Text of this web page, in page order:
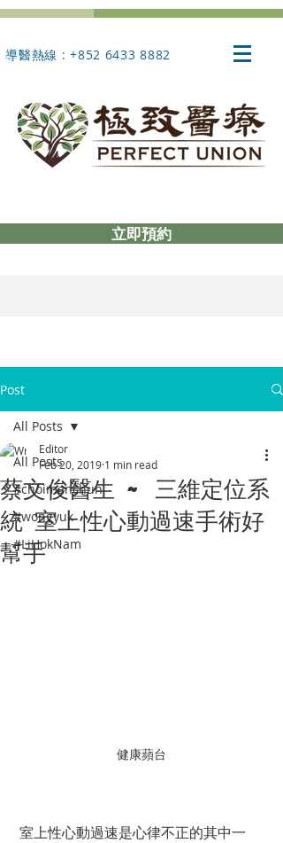
導醫熱線 : +852 6433 8882
立即預約
Post
All Posts
#choimanchun
#wongyuk
#LiHokNam
All Posts
蔡文俊醫生 ~ 三維定位系
統 室上性心動過速手術好
幫手
Editor
Feb 20, 2019 1 min read
健康蘋台